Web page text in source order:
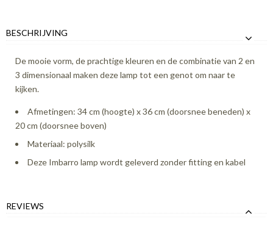
BESCHRIJVING
De mooie vorm, de prachtige kleuren en de combinatie van 2 en
3 dimensionaal maken deze lamp tot een genot om naar te
kijken.
Afmetingen: 34 cm (hoogte) x 36 cm (doorsnee beneden) x
20 cm (doorsnee boven)
Materiaal: polysilk
Deze Imbarro lamp wordt geleverd zonder fitting en kabel
REVIEWS